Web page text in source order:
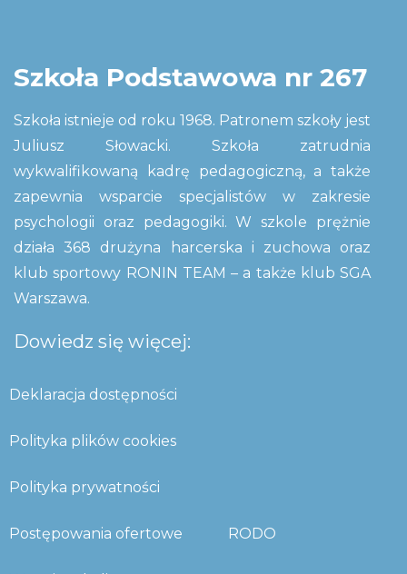
Szkoła Podstawowa nr 267
Szkoła istnieje od roku 1968. Patronem szkoły jest
Juliusz Słowacki. Szkoła zatrudnia
wykwalifikowaną kadrę pedagogiczną, a także
zapewnia wsparcie specjalistów w zakresie
psychologii oraz pedagogiki. W szkole prężnie
działa 368 drużyna harcerska i zuchowa oraz
klub sportowy RONIN TEAM – a także klub SGA
Warszawa.
Dowiedz się więcej:
Deklaracja dostępności
Polityka plików cookies
Polityka prywatności
Postępowania ofertowe RODO